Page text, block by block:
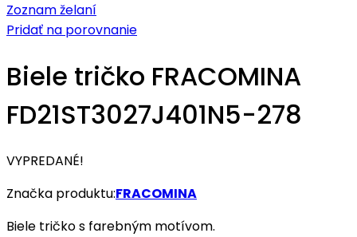
Zoznam želaní
Pridať na porovnanie
Biele tričko FRACOMINA
FD21ST3027J401N5-278
VYPREDANÉ!
Značka produktu:FRACOMINA
Biele tričko s farebným motívom.